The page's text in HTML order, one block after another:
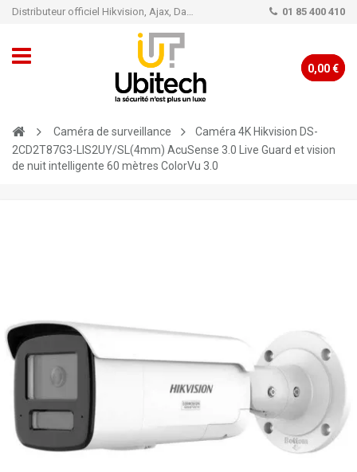
Distributeur officiel Hikvision, Ajax, Dahua, TP-Link - Caméra de vidéo surveillance - Alarme 01 85 400 410
0,00 €
Caméra de surveillance
Caméra 4K Hikvision DS-
2CD2T87G3-LIS2UY/SL(4mm) AcuSense 3.0 Live Guard et vision
de nuit intelligente 60 mètres ColorVu 3.0